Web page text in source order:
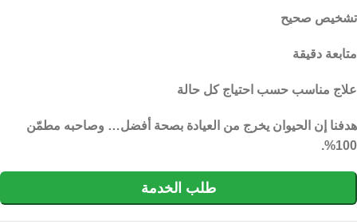
تشخيص صحيح
متابعة دقيقة
علاج مناسب حسب احتياج كل حالة
هدفنا إن الحيوان يخرج من العيادة بصحة أفضل… وصاحبه مطمّن
100%.